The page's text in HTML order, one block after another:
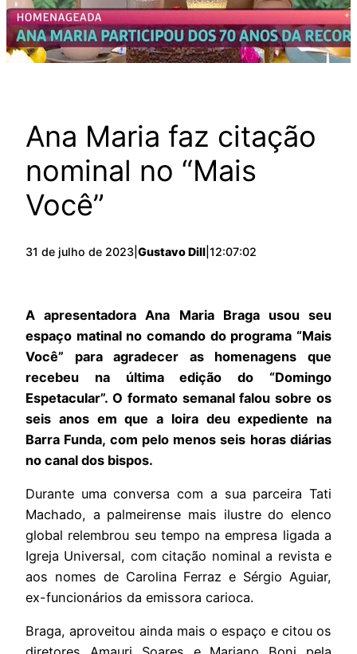
Ana Maria faz citação
nominal no “Mais
Você”
31 de julho de 2023 Gustavo Dill 12:07:02
A apresentadora Ana Maria Braga usou seu
espaço matinal no comando do programa “Mais
Você” para agradecer as homenagens que
recebeu na última edição do “Domingo
Espetacular”. O formato semanal falou sobre os
seis anos em que a loira deu expediente na
Barra Funda, com pelo menos seis horas diárias
no canal dos bispos.
Durante uma conversa com a sua parceira Tati
Machado, a palmeirense mais ilustre do elenco
global relembrou seu tempo na empresa ligada a
Igreja Universal, com citação nominal a revista e
aos nomes de Carolina Ferraz e Sérgio Aguiar,
ex-funcionários da emissora carioca.
Braga, aproveitou ainda mais o espaço e citou os